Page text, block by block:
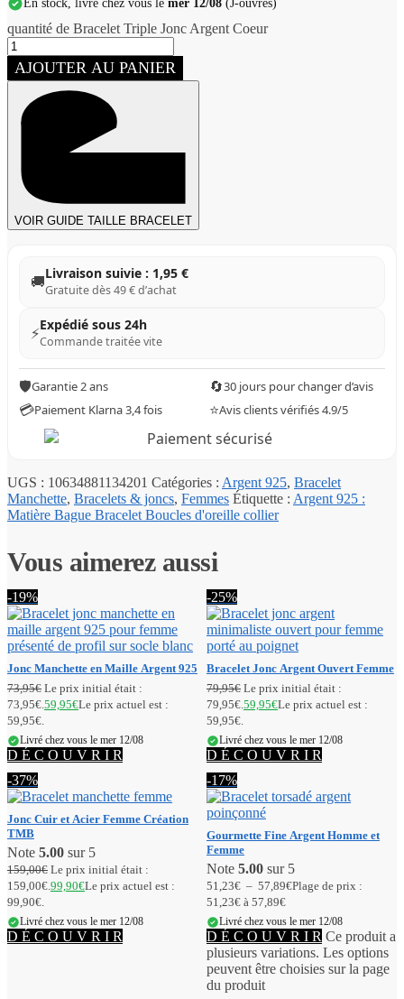
En stock, livré chez vous le mer 12/08 (J-ouvrés)
quantité de Bracelet Triple Jonc Argent Coeur
AJOUTER AU PANIER
VOIR GUIDE TAILLE BRACELET
🚚Livraison suivie : 1,95 €
Gratuite dès 49 € d’achat
⚡Expédié sous 24h
Commande traitée vite
🛡️Garantie 2 ans 🔄30 jours pour changer d’avis
💳Paiement Klarna 3,4 fois ⭐Avis clients vérifiés 4.9/5
UGS : 10634881134201 Catégories : Argent 925, Bracelet
Manchette, Bracelets & joncs, Femmes Étiquette : Argent 925 :
Matière Bague Bracelet Boucles d'oreille collier
Vous aimerez aussi
-19%
Jonc Manchette en Maille Argent 925
73,95€ Le prix initial était :
73,95€.59,95€Le prix actuel est :
59,95€.
Livré chez vous le mer 12/08
D É C O U V R I R
-25%
Bracelet Jonc Argent Ouvert Femme
79,95€ Le prix initial était :
79,95€.59,95€Le prix actuel est :
59,95€.
Livré chez vous le mer 12/08
D É C O U V R I R
-37%
Jonc Cuir et Acier Femme Création
TMB
Note 5.00 sur 5
159,00€ Le prix initial était :
159,00€.99,90€Le prix actuel est :
99,90€.
Livré chez vous le mer 12/08
D É C O U V R I R
-17%
Gourmette Fine Argent Homme et
Femme
Note 5.00 sur 5
51,23€ – 57,89€Plage de prix :
51,23€ à 57,89€
Livré chez vous le mer 12/08
D É C O U V R I R Ce produit a
plusieurs variations. Les options
peuvent être choisies sur la page
du produit